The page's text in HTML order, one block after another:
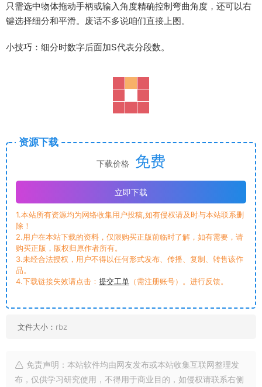
只需选中物体拖动手柄或输入角度精确控制弯曲角度，还可以右
键选择细分和平滑。废话不多说咱们直接上图。
小技巧：细分时数字后面加S代表分段数。
资源下载
下载价格 免费
立即下载
1.本站所有资源均为网络收集用户投稿,如有侵权请及时与本站联系删
除！
2.用户在本站下载的资料，仅限购买正版前临时了解，如有需要，请
购买正版，版权归原作者所有。
3.未经合法授权，用户不得以任何形式发布、传播、复制、转售该作
品。
4.下载链接失效请点击： 提交工单 （需注册账号）。进行反馈。
文件大小： rbz
免责声明：本站软件均由网友发布或本站收集互联网整理发
布，仅供学习研究使用，不得用于商业目的，如侵权请联系右侧